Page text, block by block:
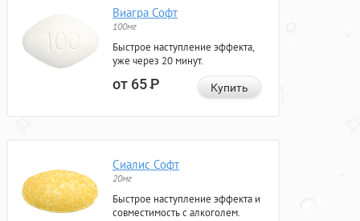
Виагра Софт
100мг
Быстрое наступление эффекта,
уже через 20 минут.
от 65Р Купить
Сиалис Софт
20мг
Быстрое наступление эффекта и
совместимость с алкоголем.